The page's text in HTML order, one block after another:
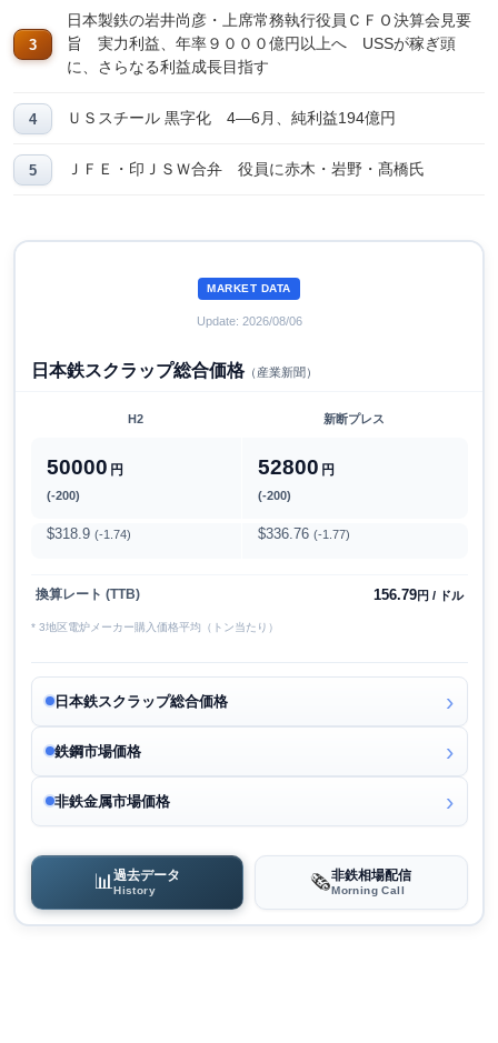
日本製鉄の岩井尚彦・上席常務執行役員ＣＦＯ決算会見要
旨 実力利益、年率９０００億円以上へ USSが稼ぎ頭
に、さらなる利益成長目指す
ＵＳスチール 黒字化 4―6月、純利益194億円
ＪＦＥ・印ＪＳＷ合弁 役員に赤木・岩野・髙橋氏
MARKET DATA
Update: 2026/08/06
日本鉄スクラップ総合価格（産業新聞）
H2 新断プレス
50000 円
(-200)
52800 円
(-200)
$318.9 (-1.74) $336.76 (-1.77)
換算レート (TTB) 156.79円 / ドル
* 3地区電炉メーカー購入価格平均（トン当たり）
日本鉄スクラップ総合価格
鉄鋼市場価格
非鉄金属市場価格
📊過去データ
History 🗞️非鉄相場配信
Morning Call